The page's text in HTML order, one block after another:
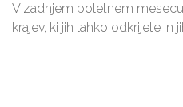
V zadnjem poletnem
krajev, ki jih lahko odkrijete in